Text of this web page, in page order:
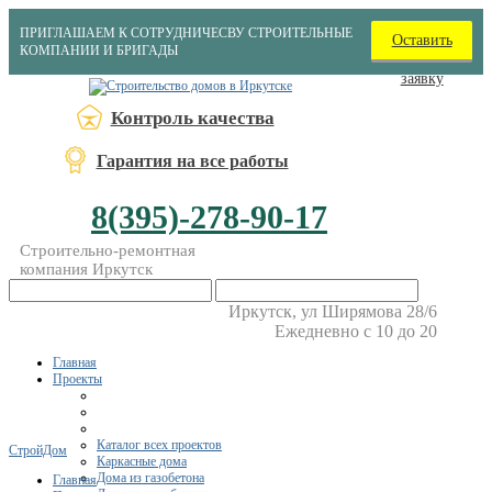
ПРИГЛАШАЕМ К СОТРУДНИЧЕСВУ СТРОИТЕЛЬНЫЕ
КОМПАНИИ И БРИГАДЫ
Оставить
заявку
Контроль качества
Гарантия на все работы
8(395)-278-90-17
Строительно-ремонтная
компания Иркутск
Иркутск, ул Ширямова 28/6
Ежедневно с 10 до 20
Главная
Проекты
Каталог всех проектов
Каркасные дома
Дома из газобетона
СтройДом
Главная